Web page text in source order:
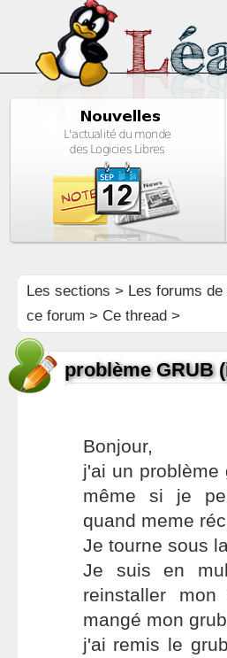
Les sections > Les forums
ce forum > Ce thread >
problème GRUB
Bonjour,
j'ai un
même si je
quand meme
Je tourne sous
Je suis en
reinstaller
mangé mon
j'ai remis le